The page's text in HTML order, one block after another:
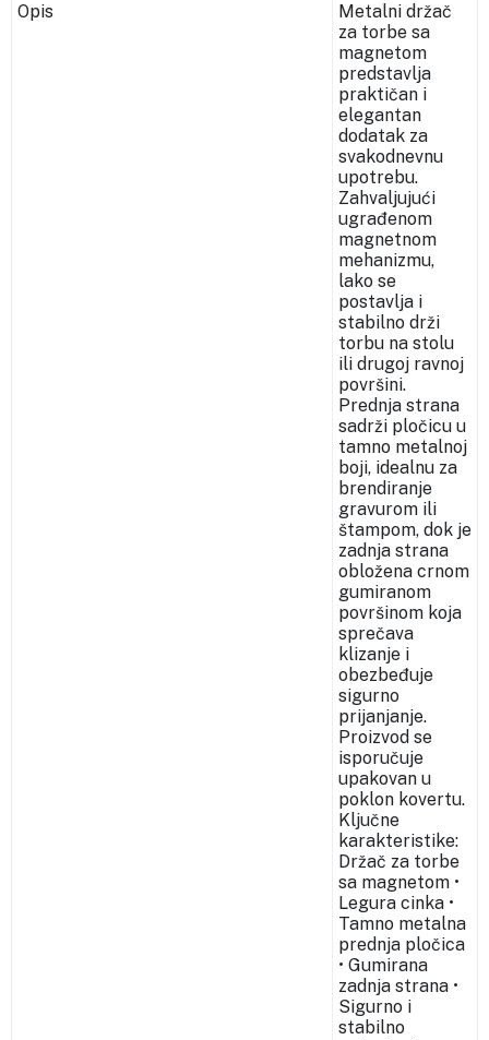
Opis
Metalni držač
za torbe sa
magnetom
predstavlja
praktičan i
elegantan
dodatak za
svakodnevnu
upotrebu.
Zahvaljujući
ugrađenom
magnetnom
mehanizmu,
lako se
postavlja i
stabilno drži
torbu na stolu
ili drugoj ravnoj
površini.
Prednja strana
sadrži pločicu u
tamno metalnoj
boji, idealnu za
brendiranje
gravurom ili
štampom, dok je
zadnja strana
obložena crnom
gumiranom
površinom koja
sprečava
klizanje i
obezbeđuje
sigurno
prijanjanje.
Proizvod se
isporučuje
upakovan u
poklon kovertu.
Ključne
karakteristike:
Držač za torbe
sa magnetom •
Legura cinka •
Tamno metalna
prednja pločica
• Gumirana
zadnja strana •
Sigurno i
stabilno